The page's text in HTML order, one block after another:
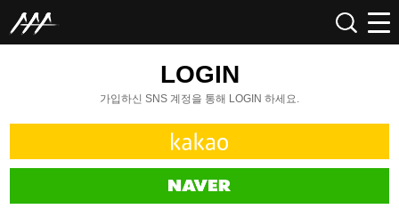
LOGIN
가입하신 SNS 계정을 통해 LOGIN 하세요.